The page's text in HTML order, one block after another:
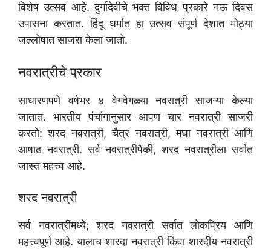
विशेष उत्सव आहे. दुर्गादेवीचे भक्त विविध प्रकारे नऊ दिवस
उपासना करतात. हिंदू धर्मात हा उत्सव संपूर्ण देशात मोठ्या
जल्लोषात साजरा केला जातो.
नवरात्रीचे प्रकार
साधारणपणे वर्षभर ४ वेगवेगळ्या नवरात्री साजऱ्या केल्या
जातात. भारतीय पंचांगानुसार आपण चार नवरात्री साजरी
करतो: शरद नवरात्री, चैत्र नवरात्री, मघा नवरात्री आणि
आषाढ नवरात्री. सर्व नवरात्रीपैकी, शरद नवरात्रीला सर्वात
जास्त महत्त्व आहे.
शरद नवरात्री
सर्व नवरात्रींमध्ये; शरद नवरात्री सर्वात लोकप्रिय आणि
महत्त्वपूर्ण आहे. यालाच शारदा नवरात्री किंवा शारदीय नवरात्री